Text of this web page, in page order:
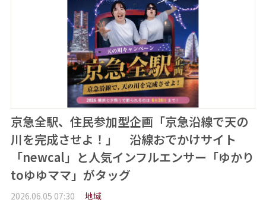
京急全駅、住民参加型企画「京急沿線で天の
川を完成させよ！」 沿線おでかけサイト
「newcal」と人気インフルエンサー「ゆかり
toゆゆママ」がタッグ
2026.06.05 07:30 地域